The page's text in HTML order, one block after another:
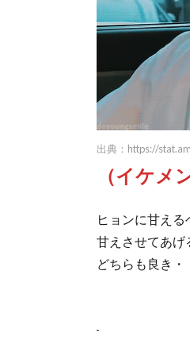
出典： https://
（イケメ
ヒョンに甘える
甘えさせてあげ
どちらも良き